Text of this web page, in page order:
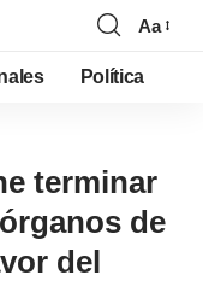
Aa
Política
terminar
de
del